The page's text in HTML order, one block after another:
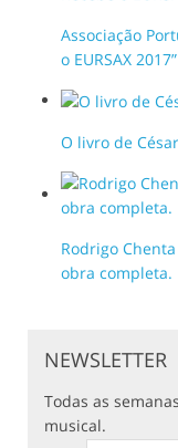
Associação
o EURSAX 2017”
O livro de
Rodrigo
obra completa.
NEWSLETTER
Todas as
musical.